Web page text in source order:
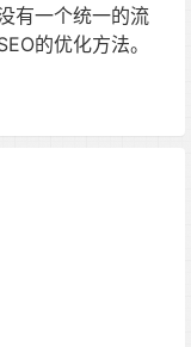
有一个统一的流
的优化方法。